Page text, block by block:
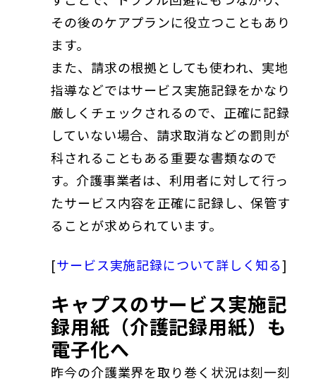
その後のケアプランに役立つこともあり
ます。
また、請求の根拠としても使われ、実地
指導などではサービス実施記録をかなり
厳しくチェックされるので、正確に記録
していない場合、請求取消などの罰則が
科されることもある重要な書類なので
す。介護事業者は、利用者に対して行っ
たサービス内容を正確に記録し、保管す
ることが求められています。
[サービス実施記録について詳しく知る]
キャプスのサービス実施記
録用紙（介護記録用紙）も
電子化へ
昨今の介護業界を取り巻く状況は刻一刻